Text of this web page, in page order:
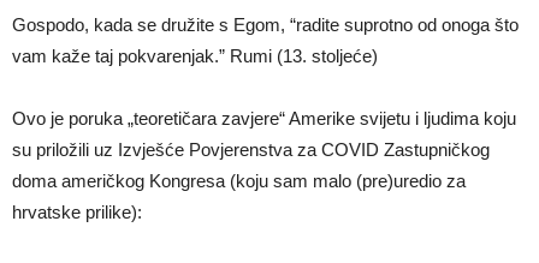
Gospodo, kada se družite s Egom, “radite suprotno od onoga što
vam kaže taj pokvarenjak.” Rumi (13. stoljeće)
Ovo je poruka „teoretičara zavjere“ Amerike svijetu i ljudima koju
su priložili uz Izvješće Povjerenstva za COVID Zastupničkog
doma američkog Kongresa (koju sam malo (pre)uredio za
hrvatske prilike):